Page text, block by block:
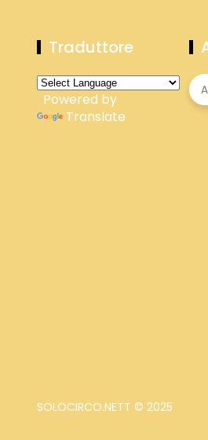
Traduttore
Powered by
Translate
SOLOCIRCO.NETT © 2025